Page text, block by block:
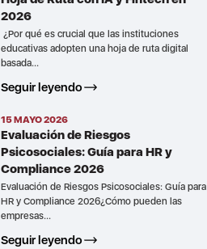
2026
¿Por qué es crucial que las instituciones
educativas adopten una hoja de ruta digital
basada...
Seguir leyendo
15 MAYO 2026
Evaluación de Riesgos
Psicosociales: Guía para HR y
Compliance 2026
Evaluación de Riesgos Psicosociales: Guía para
HR y Compliance 2026¿Cómo pueden las
empresas...
Seguir leyendo